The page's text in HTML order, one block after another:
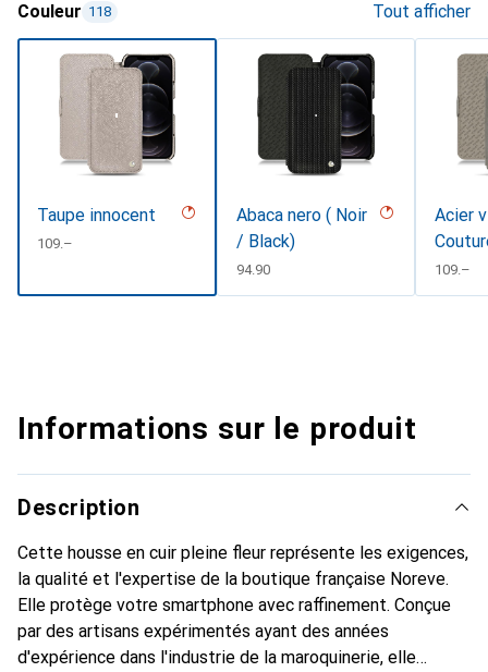
Couleur 118 Tout afficher
Taupe innocent
CHF
109.–
Abaca nero ( Noir
/ Black)
CHF
94.90
Acier
CHF
109.–
Informations sur le produit
Description
Cette housse en cuir pleine fleur représente les exigences,
la qualité et l'expertise de la boutique française Noreve.
Elle protège votre smartphone avec raffinement. Conçue
par des artisans expérimentés ayant des années
d'expérience dans l'industrie de la maroquinerie, elle